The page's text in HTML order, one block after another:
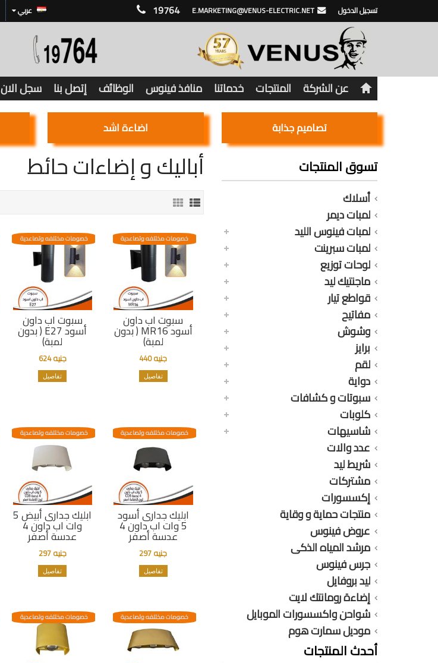
19764 E.MARKETING@VENUS-ELECTRIC.NET تسجيل الدخول عربي
عن الشركة المنتجات خدماتنا منافذ فينوس الوظائف إتصل بنا سجل الان
تصاميم جذابة اضاءة اشد
تسوق المنتجات
أسلاك
لمبات ديمر
لمبات فينوس الليد
لمبات سبرينت
لوحات توزيع
ماجنتيك ليد
قواطع تيار
مفاتيح
وشوش
برايز
لقم
دواية
سبوتات و كشافات
كلوبات
شاسيهات
عدد والات
شريط ليد
مشتركات
إكسسورات
منتجات حماية و وقاية
عروض فينوس
مرشد المياه الذكى
جرس فينوس
ليد بروفايل
إضاءة رومانتك لايت
شواحن واكسسورات الموبايل
موديل سمارت هوم
أحدث المنتجات
أباليك و إضاءات حائط
سبوت اب داون
أسود MR16 ( بدون
لمبة)
خصومات مختلفه وتصاعدية
جنيه 440
تفاصيل
سبوت اب داون
أسود E27 ( بدون
لمبة)
خصومات مختلفه وتصاعدية
جنيه 624
تفاصيل
ابليك جدارى أسود
5 وات اب داون 4
عدسة أصفر
خصومات مختلفه وتصاعدية
جنيه 297
تفاصيل
ابليك جدارى أبيض 5
وات اب داون 4
عدسة أصفر
خصومات مختلفه وتصاعدية
جنيه 297
تفاصيل
خصومات مختلفه وتصاعدية خصومات مختلفه وتصاعدية